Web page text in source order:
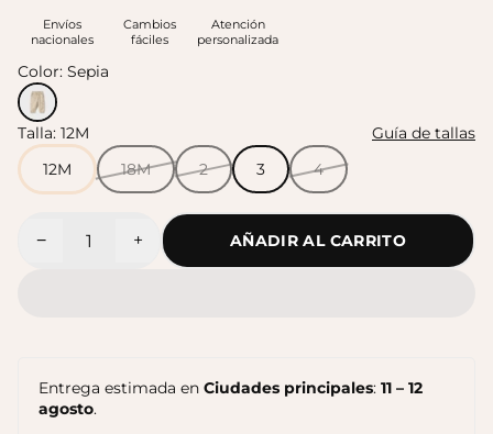
Envíos
nacionales
Cambios
fáciles
Atención
personalizada
Color: Sepia
Talla: 12M
Guía de tallas
12M
18M 2 3 4
Cantidad
− + AÑADIR AL CARRITO
Entrega estimada en Ciudades principales: 11 – 12
agosto.
Sandalias Maui MC
$140.000
Sandalias SUN
$140.000